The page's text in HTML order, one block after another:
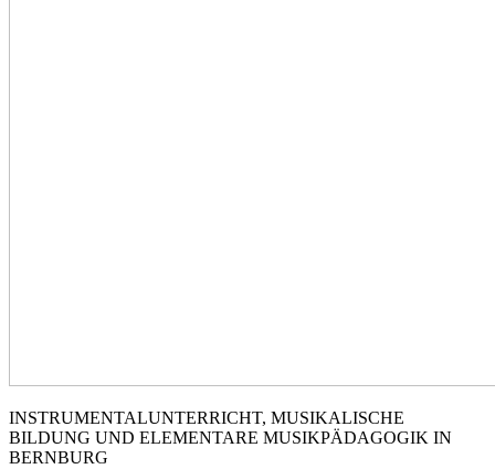
INSTRUMENTALUNTERRICHT, MUSIKALISCHE
BILDUNG UND ELEMENTARE MUSIKPÄDAGOGIK IN
BERNBURG